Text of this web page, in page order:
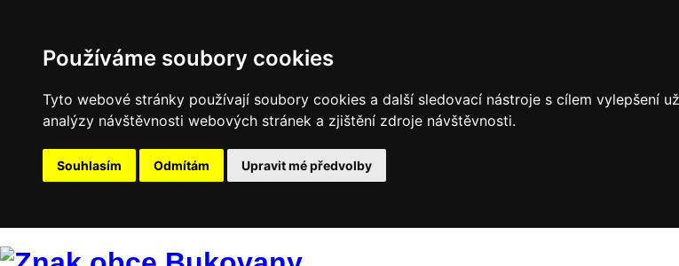
Používáme soubory cookies
Tyto webové stránky používají soubory cookies a další sledovací nástroje s cílem vylepšení
analýzy návštěvnosti webových stránek a zjištění zdroje návštěvnosti.
Souhlasím Odmítám Upravit mé předvolby